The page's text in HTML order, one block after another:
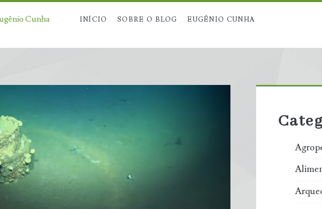
Cunha INÍCIO SOBRE O BLOG EUGÊNIO CUNHA